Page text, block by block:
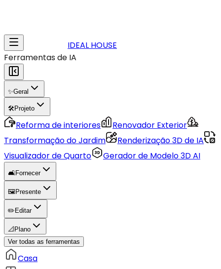
IDEAL HOUSE
Ferramentas de IA
✨Geral
🛠️Projeto
Reforma de interiores
Renovador Exterior
Transformação do Jardim
Renderização 3D de IA
Visualizador de Quarto
Gerador de Modelo 3D AI
🛋️Fornecer
🖼️ Presente
✏️ Editar
📐 Plano
Ver todas as ferramentas
Casa